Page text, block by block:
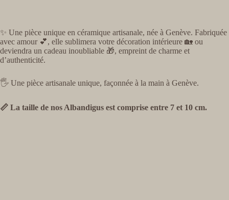
✨ Une pièce unique en céramique artisanale, née à Genève. Fabriquée
avec amour 💕, elle sublimera votre décoration intérieure 🏡 ou
deviendra un cadeau inoubliable 🎁, empreint de charme et
d’authenticité.
🖐️ Une pièce artisanale unique, façonnée à la main à Genève.
📏 La taille de nos Albandigus est comprise entre 7 et 10 cm.